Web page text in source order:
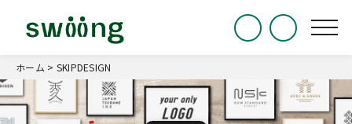
ホーム > SKIPDESIGN